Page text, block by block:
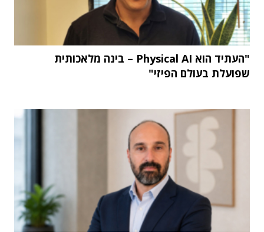
"העתיד הוא Physical AI – בינה מלאכותית
שפועלת בעולם הפיזי"